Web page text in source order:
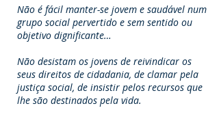
Não é fácil manter-se jovem e saudável num
grupo social pervertido e sem sentido ou
objetivo dignificante…
Não desistam os jovens de reivindicar os
seus direitos de cidadania, de clamar pela
justiça social, de insistir pelos recursos que
lhe são destinados pela vida.